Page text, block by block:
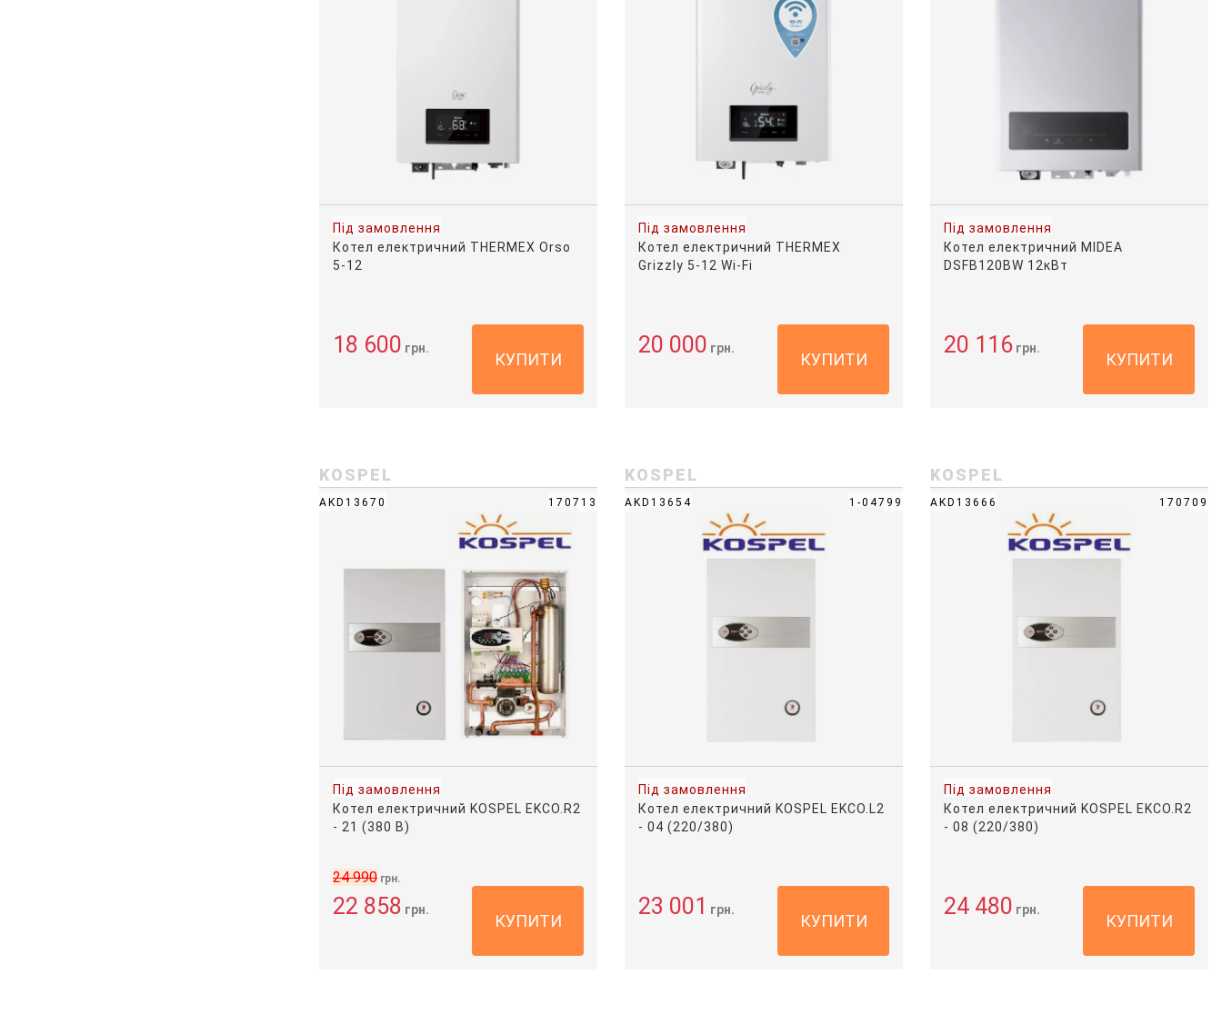
Під замовлення
Котел електричний THERMEX Orso
5-12
18 600 грн.
КУПИТИ
Під замовлення
Котел електричний THERMEX
Grizzly 5-12 Wi-Fi
20 000 грн.
КУПИТИ
Під замовлення
Котел електричний MIDEA
DSFB120BW 12кВт
20 116 грн.
КУПИТИ
KOSPEL
AKD13670 170713
Під замовлення
Котел електричний KOSPEL EKCO.R2
- 21 (380 В)
22 858 грн.
24 990 грн.
КУПИТИ
KOSPEL
AKD13654 1-04799
Під замовлення
Котел електричний KOSPEL EKCO.L2
- 04 (220/380)
23 001 грн.
КУПИТИ
KOSPEL
AKD13666 170709
Під замовлення
Котел електричний KOSPEL EKCO.R2
- 08 (220/380)
24 480 грн.
КУПИТИ